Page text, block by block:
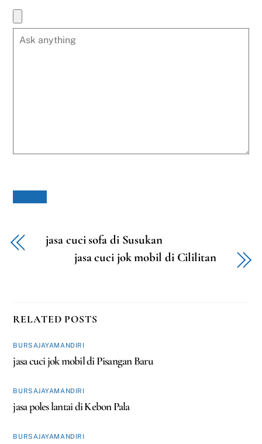
jasa cuci sofa di Susukan
jasa cuci jok mobil di Cililitan
RELATED POSTS
BURSAJAYAMANDIRI
jasa cuci jok mobil di Pisangan Baru
BURSAJAYAMANDIRI
jasa poles lantai di Kebon Pala
BURSAJAYAMANDIRI